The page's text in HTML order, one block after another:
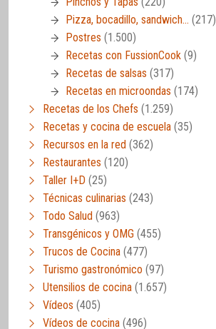
Pizza, bocadillo, sandwich… (217)
Postres (1.500)
Recetas con FussionCook (9)
Recetas de salsas (317)
Recetas en microondas (174)
Recetas de los Chefs (1.259)
Recetas y cocina de escuela (35)
Recursos en la red (362)
Restaurantes (120)
Taller I+D (25)
Técnicas culinarias (243)
Todo Salud (963)
Transgénicos y OMG (455)
Trucos de Cocina (477)
Turismo gastronómico (97)
Utensilios de cocina (1.657)
Vídeos (405)
Vídeos de cocina (496)